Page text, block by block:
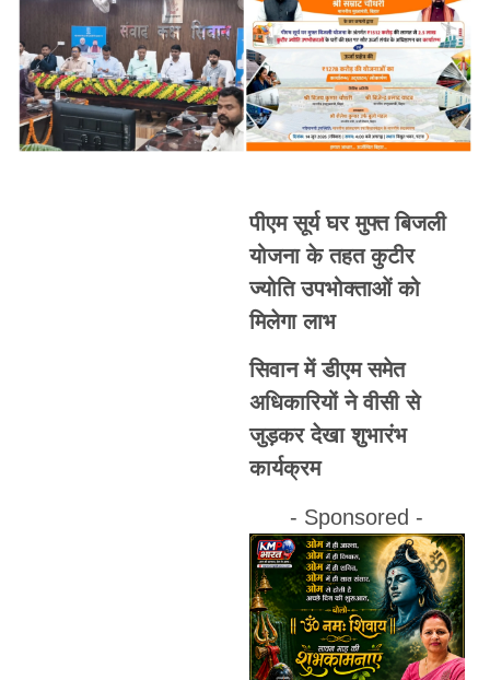
पीएम सूर्य घर मुफ्त बिजली
योजना के तहत कुटीर
ज्योति उपभोक्ताओं को
मिलेगा लाभ
सिवान में डीएम समेत
अधिकारियों ने वीसी से
जुड़कर देखा शुभारंभ
कार्यक्रम
- Sponsored -